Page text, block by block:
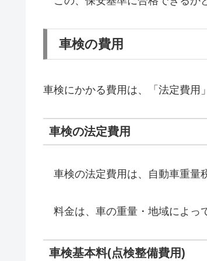
車検の費用
車検にかかる費用は、「法定費用
車検の法定費用
車検の法定費用は、自動車重量
料金は、車の重量・地域によっ
車検基本料(点検整備費用)